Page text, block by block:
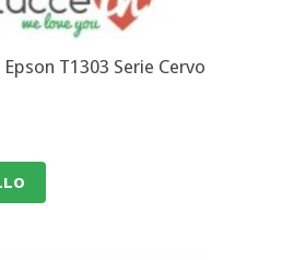
T1303 Serie Cervo